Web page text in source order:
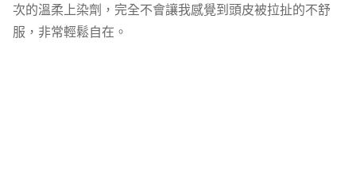
次的溫柔上染劑，完全不會讓我感覺到頭皮被拉扯的不舒
服，非常輕鬆自在。